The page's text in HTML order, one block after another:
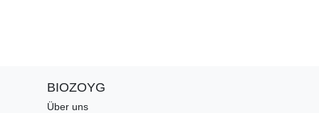
BIOZOYG
Über uns